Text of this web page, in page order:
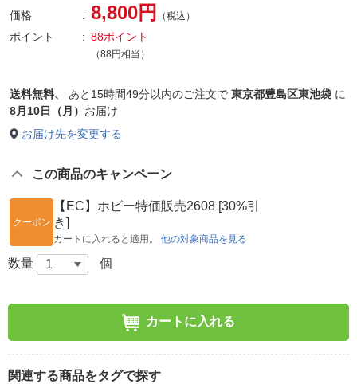
価格 8,800円 （税込）
ポイント 88ポイント
（88円相当）
送料無料、 あと 15時間49分以内のご注文で 東京都豊島区東池袋 に
8月10日（月） お届け
お届け先を変更する
この商品のキャンペーン
クーポン
【EC】ホビー特価販売2608 [30%引
き]
カートに入れると適用。 他の対象商品を見る
数量 個
カートに入れる
関連する商品をタグで探す